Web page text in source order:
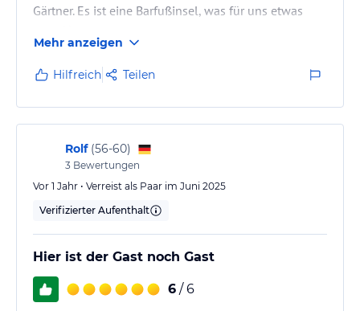
Gärtner. Es ist eine Barfußinsel, was für uns etwas
Mehr anzeigen
Hilfreich Teilen
Rolf (56-60)
3 Bewertungen
Vor 1 Jahr • Verreist als Paar im Juni 2025
Verifizierter Aufenthalt
Hier ist der Gast noch Gast
6 / 6